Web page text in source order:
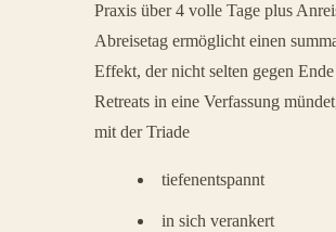
Praxis über 4 volle Tage plus
Abreisetag ermöglicht einen
Effekt, der nicht selten gegen Ende
Retreats in eine Verfassung
mit der Triade
tiefenentspannt
in sich verankert